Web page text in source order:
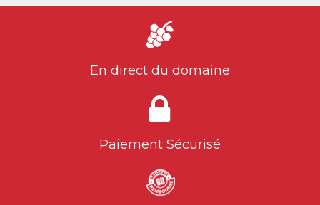
En direct du domaine
Paiement Sécurisé